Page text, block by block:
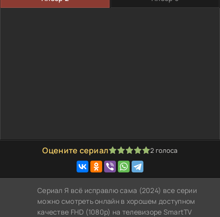
Оцените сериал
1 2 3 4 5 2 голоса
Сериал Я всё исправлю сама (2024) все серии
можно смотреть онлайн в хорошем доступном
качестве FHD (1080p) на телевизоре SmartTV